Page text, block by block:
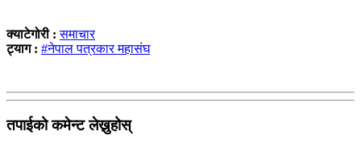
क्याटेगोरी :समाचार
ट्याग : #नेपाल पत्रकार महासंघ
तपाईको कमेन्ट लेख्नुहोस्